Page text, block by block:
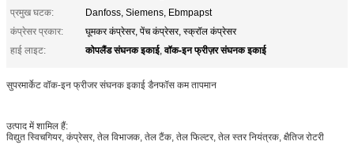
प्रमुख घटक:
Danfoss, Siemens, Ebmpapst
कंप्रेसर प्रकार:
घूमकर कंप्रेसर, पेंच कंप्रेसर, स्क्रॉल कंप्रेसर
हाई लाइट:
कोपलैंड संघनक इकाई,वॉक-इन फ्रीज़र संघनक इकाई
सुपरमार्केट वॉक-इन फ्रीजर संघनक इकाई डैनफॉस कम तापमान
उत्पाद में शामिल हैं:
विद्युत स्विचगियर, कंप्रेसर, तेल विभाजक, तेल टैंक, तेल फिल्टर, तेल स्तर नियंत्रक, क्षैतिज रोटरी